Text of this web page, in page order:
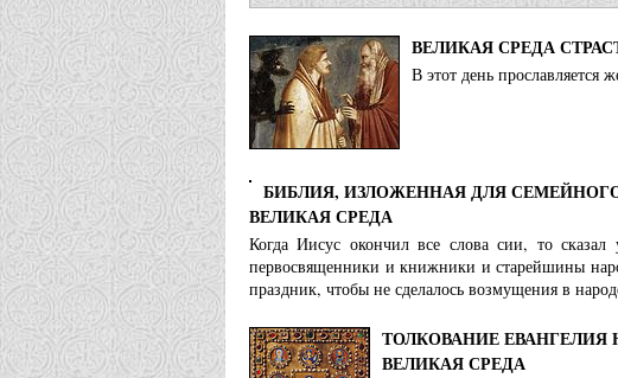
ВЕЛИКАЯ СРЕДА
В этот день прославляется
БИБЛИЯ, ИЗЛОЖЕННАЯ ДЛЯ
ВЕЛИКАЯ СРЕДА
Когда Иисус окончил все слова сии, то
первосвященники и книжники и старейшины
праздник, чтобы не сделалось возмущения в
ТОЛКОВАНИЕ
ВЕЛИКАЯ СРЕДА